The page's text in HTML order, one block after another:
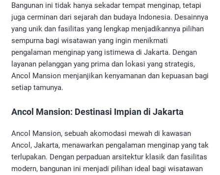
Bangunan ini tidak hanya sekadar tempat menginap, tetapi
juga cerminan dari sejarah dan budaya Indonesia. Desainnya
yang unik dan fasilitas yang lengkap menjadikannya pilihan
sempurna bagi wisatawan yang ingin menikmati
pengalaman menginap yang istimewa di Jakarta. Dengan
layanan pelanggan yang prima dan lokasi yang strategis,
Ancol Mansion menjanjikan kenyamanan dan kepuasan bagi
setiap tamunya.
Ancol Mansion: Destinasi Impian di Jakarta
Ancol Mansion, sebuah akomodasi mewah di kawasan
Ancol, Jakarta, menawarkan pengalaman menginap yang tak
terlupakan. Dengan perpaduan arsitektur klasik dan fasilitas
modern, bangunan ini menjadi pilihan ideal bagi wisatawan